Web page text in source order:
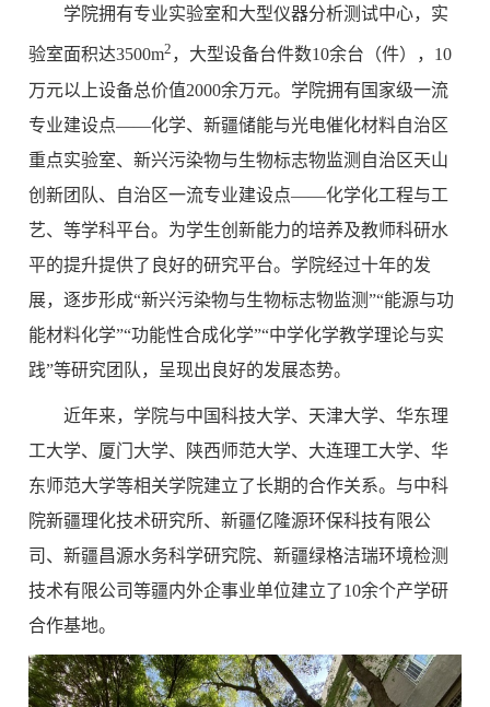
学院拥有专业实验室和大型仪器分析测试中心，实
验室面积达3500m2 ，大型设备台件数10余台（件），10
万元以上设备总价值2000余万元。学院拥有国家级一流
专业建设点——化学、新疆储能与光电催化材料自治区
重点实验室、新兴污染物与生物标志物监测自治区天山
创新团队、自治区一流专业建设点——化学化工程与工
艺、等学科平台。为学生创新能力的培养及教师科研水
平的提升提供了良好的研究平台。学院经过十年的发
展，逐步形成“新兴污染物与生物标志物监测”“能源与功
能材料化学”“功能性合成化学”“中学化学教学理论与实
践”等研究团队，呈现出良好的发展态势。
近年来，学院与中国科技大学、天津大学、华东理
工大学、厦门大学、陕西师范大学、大连理工大学、华
东师范大学等相关学院建立了长期的合作关系。与中科
院新疆理化技术研究所、新疆亿隆源环保科技有限公
司、新疆昌源水务科学研究院、新疆绿格洁瑞环境检测
技术有限公司等疆内外企事业单位建立了10余个产学研
合作基地。